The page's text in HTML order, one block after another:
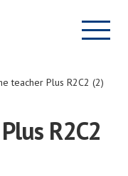
teacher Plus R2C2 (2)
R2C2